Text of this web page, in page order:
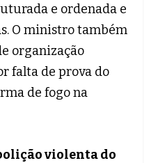
e ordenada e
O ministro também
organização
falta de prova do
de fogo na
violenta do